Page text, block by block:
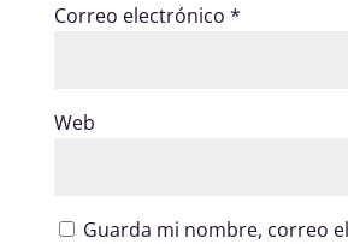
Correo electrónico *
Web
Guarda mi nombre, correo